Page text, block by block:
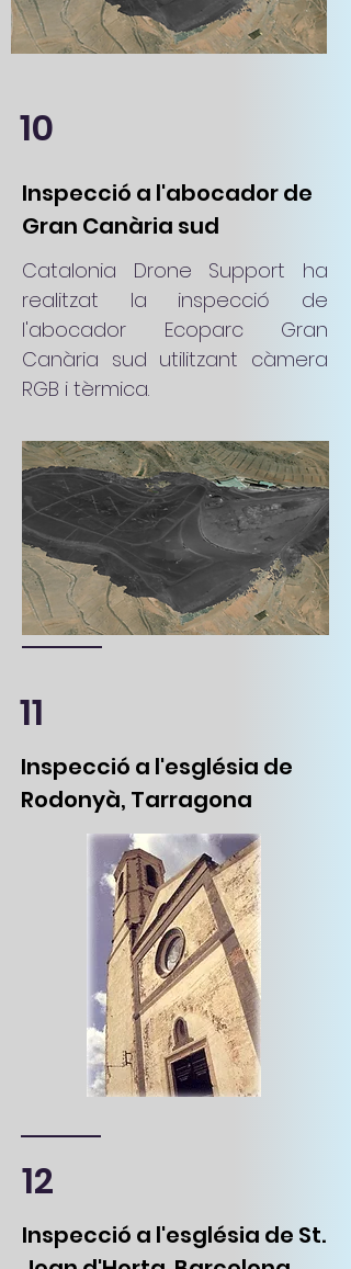
10
Inspecció a l'abocador de
Gran Canària sud
Catalonia Drone Support ha
realitzat la inspecció de
l'abocador Ecoparc Gran
Canària sud utilitzant càmera
RGB i tèrmica.
11
Inspecció a l'església de
Rodonyà, Tarragona
12
Inspecció a l'església de St.